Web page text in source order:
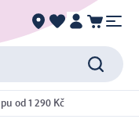
od 1 290 Kč